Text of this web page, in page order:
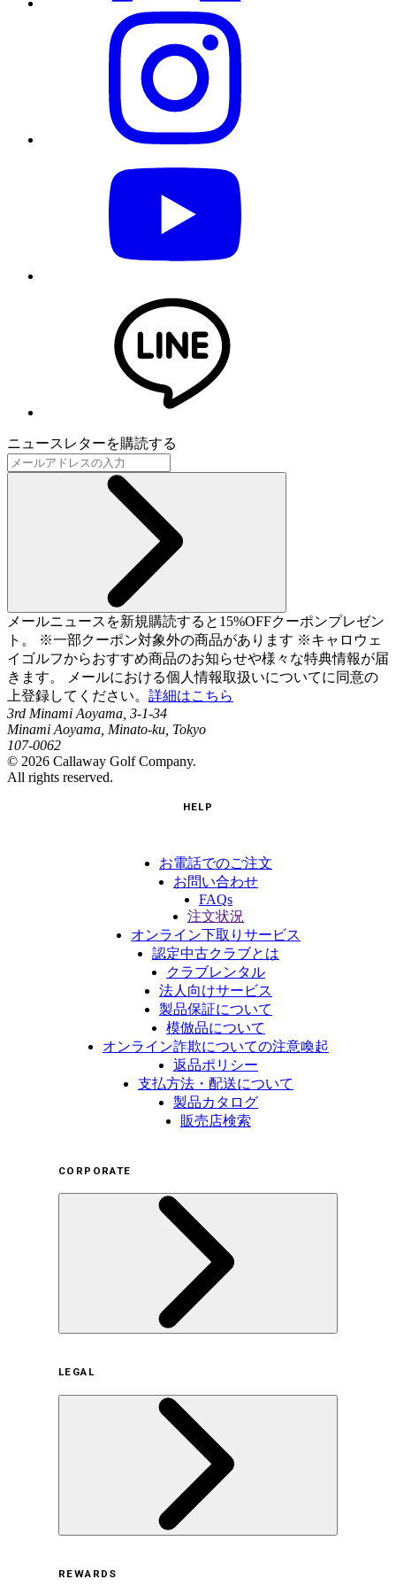
ニュースレターを購読する
メールニュースを新規購読すると15%OFFクーポンプレゼン
ト。 ※一部クーポン対象外の商品があります ※キャロウェ
イゴルフからおすすめ商品のお知らせや様々な特典情報が届
きます。 メールにおける個人情報取扱いについてに同意の
上登録してください。 詳細はこちら
3rd Minami Aoyama, 3-1-34
Minami Aoyama, Minato-ku, Tokyo
107-0062
© 2026 Callaway Golf Company.
All rights reserved.
HELP
お電話でのご注文
お問い合わせ
FAQs
注文状況
オンライン下取りサービス
認定中古クラブとは
クラブレンタル
法人向けサービス
製品保証について
模倣品について
オンライン詐欺についての注意喚起
返品ポリシー
支払方法・配送について
製品カタログ
販売店検索
CORPORATE
サステナビリティの取り組み（日本）
サステナビリティの取り組み（米国/英語）
ヒストリー
採用情報
LEGAL
REWARDS